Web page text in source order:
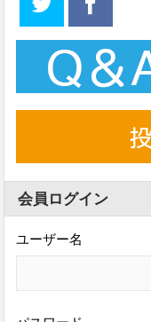
会員ログイン
ユーザー名